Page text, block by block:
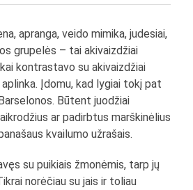
apranga, veido mimika, judesiai,
grupelės – tai akivaizdžiai
kontrastavo su akivaizdžiai
Įdomu, kad lygiai tokį pat
Būtent juodžiai
ar padirbtus marškinėlius
kvailumo užrašais.
su puikiais žmonėmis, tarp jų
norėčiau su jais ir toliau